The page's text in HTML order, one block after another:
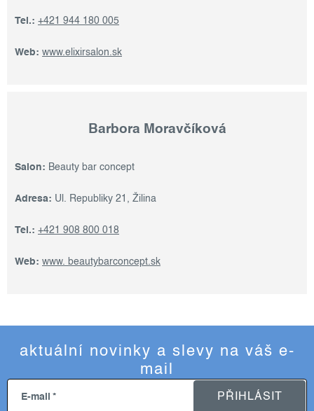
Tel.: +421 944 180 005
Web: www.elixirsalon.sk
Barbora Moravčíková
Salon: Beauty bar concept
Adresa: Ul. Republiky 21, Žilina
Tel.: +421 908 800 018
Web: www. beautybarconcept.sk
aktuální novinky a slevy na váš e-
mail
E-mail PŘIHLÁSIT